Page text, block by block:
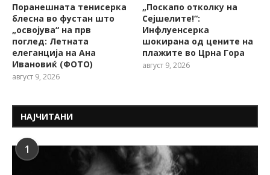
Поранешната тенисерка
блесна во фустан што
„освојува“ на прв
поглед: Летната
елеганција на Ана
Ивановиќ (ФОТО)
август 9, 2026
„Поскапо отколку на
Сејшелите!“:
Инфлуенсерка
шокирана од цените на
плажите во Црна Гора
август 9, 2026
НАЈЧИТАНИ
1